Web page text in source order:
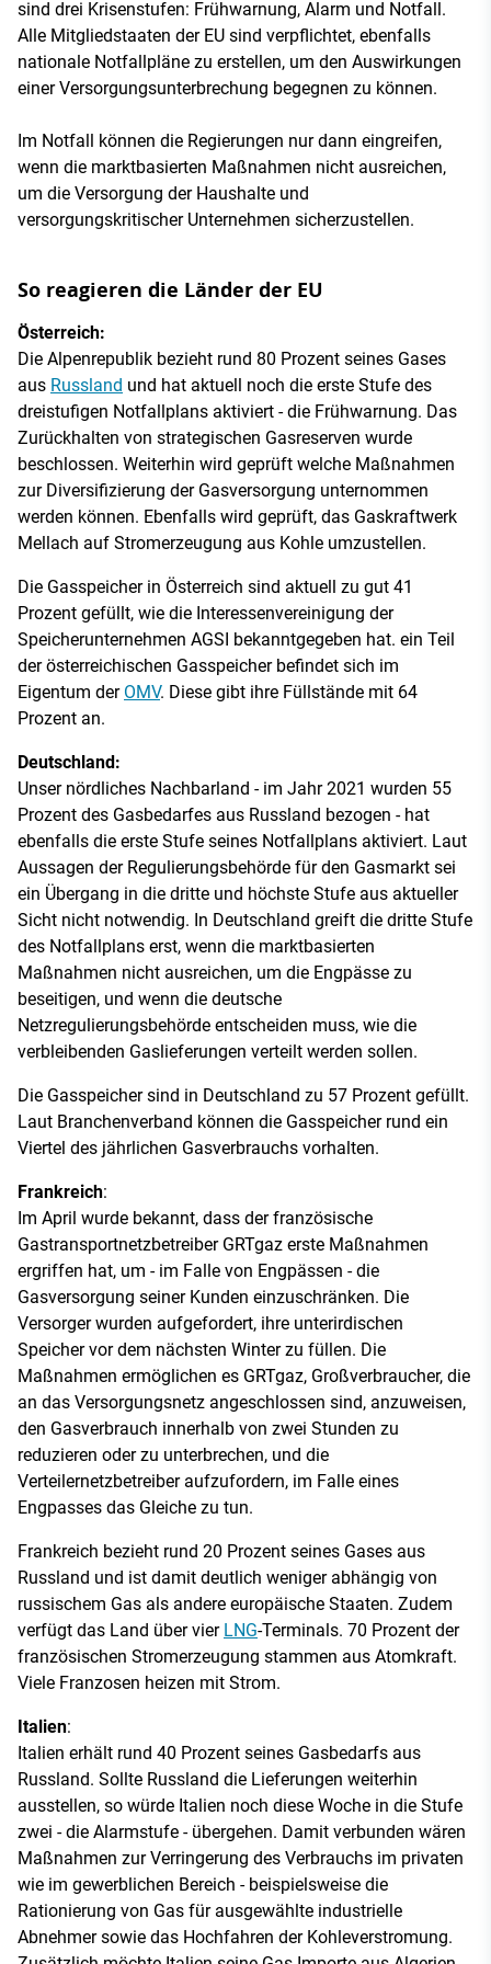
sind drei Krisenstufen: Frühwarnung, Alarm und Notfall.
Alle Mitgliedstaaten der EU sind verpflichtet, ebenfalls
nationale Notfallpläne zu erstellen, um den Auswirkungen
einer Versorgungsunterbrechung begegnen zu können.
Im Notfall können die Regierungen nur dann eingreifen,
wenn die marktbasierten Maßnahmen nicht ausreichen,
um die Versorgung der Haushalte und
versorgungskritischer Unternehmen sicherzustellen.
So reagieren die Länder der EU
Österreich:
Die Alpenrepublik bezieht rund 80 Prozent seines Gases
aus Russland und hat aktuell noch die erste Stufe des
dreistufigen Notfallplans aktiviert - die Frühwarnung. Das
Zurückhalten von strategischen Gasreserven wurde
beschlossen. Weiterhin wird geprüft welche Maßnahmen
zur Diversifizierung der Gasversorgung unternommen
werden können. Ebenfalls wird geprüft, das Gaskraftwerk
Mellach auf Stromerzeugung aus Kohle umzustellen.
Die Gasspeicher in Österreich sind aktuell zu gut 41
Prozent gefüllt, wie die Interessenvereinigung der
Speicherunternehmen AGSI bekanntgegeben hat. ein Teil
der österreichischen Gasspeicher befindet sich im
Eigentum der OMV. Diese gibt ihre Füllstände mit 64
Prozent an.
Deutschland:
Unser nördliches Nachbarland - im Jahr 2021 wurden 55
Prozent des Gasbedarfes aus Russland bezogen - hat
ebenfalls die erste Stufe seines Notfallplans aktiviert. Laut
Aussagen der Regulierungsbehörde für den Gasmarkt sei
ein Übergang in die dritte und höchste Stufe aus aktueller
Sicht nicht notwendig. In Deutschland greift die dritte Stufe
des Notfallplans erst, wenn die marktbasierten
Maßnahmen nicht ausreichen, um die Engpässe zu
beseitigen, und wenn die deutsche
Netzregulierungsbehörde entscheiden muss, wie die
verbleibenden Gaslieferungen verteilt werden sollen.
Die Gasspeicher sind in Deutschland zu 57 Prozent gefüllt.
Laut Branchenverband können die Gasspeicher rund ein
Viertel des jährlichen Gasverbrauchs vorhalten.
Frankreich:
Im April wurde bekannt, dass der französische
Gastransportnetzbetreiber GRTgaz erste Maßnahmen
ergriffen hat, um - im Falle von Engpässen - die
Gasversorgung seiner Kunden einzuschränken. Die
Versorger wurden aufgefordert, ihre unterirdischen
Speicher vor dem nächsten Winter zu füllen. Die
Maßnahmen ermöglichen es GRTgaz, Großverbraucher, die
an das Versorgungsnetz angeschlossen sind, anzuweisen,
den Gasverbrauch innerhalb von zwei Stunden zu
reduzieren oder zu unterbrechen, und die
Verteilernetzbetreiber aufzufordern, im Falle eines
Engpasses das Gleiche zu tun.
Frankreich bezieht rund 20 Prozent seines Gases aus
Russland und ist damit deutlich weniger abhängig von
russischem Gas als andere europäische Staaten. Zudem
verfügt das Land über vier LNG-Terminals. 70 Prozent der
französischen Stromerzeugung stammen aus Atomkraft.
Viele Franzosen heizen mit Strom.
Italien:
Italien erhält rund 40 Prozent seines Gasbedarfs aus
Russland. Sollte Russland die Lieferungen weiterhin
ausstellen, so würde Italien noch diese Woche in die Stufe
zwei - die Alarmstufe - übergehen. Damit verbunden wären
Maßnahmen zur Verringerung des Verbrauchs im privaten
wie im gewerblichen Bereich - beispielsweise die
Rationierung von Gas für ausgewählte industrielle
Abnehmer sowie das Hochfahren der Kohleverstromung.